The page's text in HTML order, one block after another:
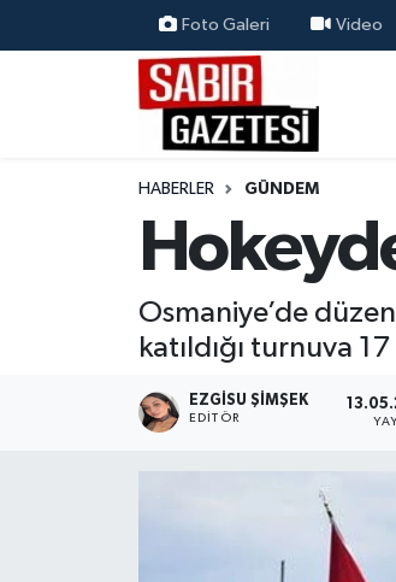
Foto Galeri Video
HABERLER GÜNDEM
Osmaniye’de
katıldığı turnuva
EZGISU ŞIMŞEK
EDITÖR
ÖZEL HABER
MAGAZİN
EKONOMİ
Osmaniye Nöbetçi Eczaneler
Osmaniye Hava Durumu
Süper Lig Puan Durumu ve Fikstür
Tüm Manşetler
Son Dakika Haberleri